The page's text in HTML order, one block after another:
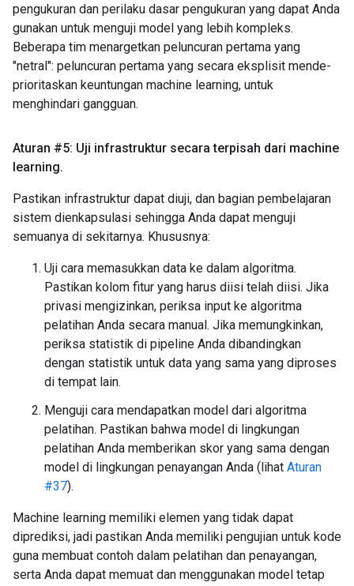
pengukuran dan perilaku dasar pengukuran yang dapat Anda
gunakan untuk menguji model yang lebih kompleks.
Beberapa tim menargetkan peluncuran pertama yang
"netral": peluncuran pertama yang secara eksplisit mende­
prioritaskan keuntungan machine learning, untuk
menghindari gangguan.
Aturan #5: Uji infrastruktur secara terpisah dari machine
learning.
Pastikan infrastruktur dapat diuji, dan bagian pembelajaran
sistem dienkapsulasi sehingga Anda dapat menguji
semuanya di sekitarnya. Khususnya:
Uji cara memasukkan data ke dalam algoritma.
Pastikan kolom fitur yang harus diisi telah diisi. Jika
privasi mengizinkan, periksa input ke algoritma
pelatihan Anda secara manual. Jika memungkinkan,
periksa statistik di pipeline Anda dibandingkan
dengan statistik untuk data yang sama yang diproses
di tempat lain.
Menguji cara mendapatkan model dari algoritma
pelatihan. Pastikan bahwa model di lingkungan
pelatihan Anda memberikan skor yang sama dengan
model di lingkungan penayangan Anda (lihat Aturan
#37).
Machine learning memiliki elemen yang tidak dapat
diprediksi, jadi pastikan Anda memiliki pengujian untuk kode
guna membuat contoh dalam pelatihan dan penayangan,
serta Anda dapat memuat dan menggunakan model tetap